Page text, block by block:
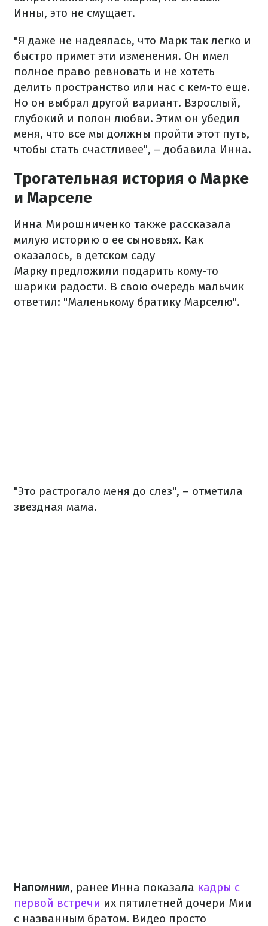
Инны, это не смущает.
"Я даже не надеялась, что Марк так легко и
быстро примет эти изменения. Он имел
полное право ревновать и не хотеть
делить пространство или нас с кем-то еще.
Но он выбрал другой вариант. Взрослый,
глубокий и полон любви. Этим он убедил
меня, что все мы должны пройти этот путь,
чтобы стать счастливее", – добавила Инна.
Трогательная история о Марке
и Марселе
Инна Мирошниченко также рассказала
милую историю о ее сыновьях. Как
оказалось, в детском саду
Марку предложили подарить кому-то
шарики радости. В свою очередь мальчик
ответил: "Маленькому братику Марселю".
"Это растрогало меня до слез", – отметила
звездная мама.
Напомним, ранее Инна показала кадры с
первой встречи их пятилетней дочери Мии
с названным братом. Видео просто